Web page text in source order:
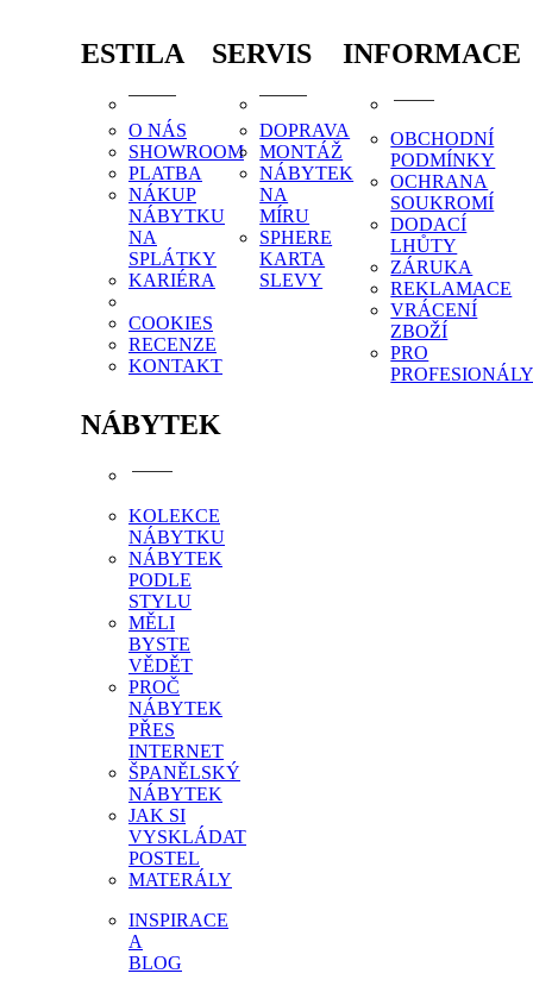
ESTILA
O NÁS
SHOWROOM
PLATBA
NÁKUP
NÁBYTKU
NA
SPLÁTKY
KARIÉRA
COOKIES
RECENZE
KONTAKT
SERVIS
DOPRAVA
MONTÁŽ
NÁBYTEK
NA
MÍRU
SPHERE
KARTA
SLEVY
INFORMACE
OBCHODNÍ
PODMÍNKY
OCHRANA
SOUKROMÍ
DODACÍ
LHŮTY
ZÁRUKA
REKLAMACE
VRÁCENÍ
ZBOŽÍ
PRO
NÁBYTEK
KOLEKCE
NÁBYTKU
NÁBYTEK
PODLE
STYLU
MĚLI
BYSTE
VĚDĚT
PROČ
NÁBYTEK
PŘES
INTERNET
ŠPANĚLSKÝ
NÁBYTEK
JAK SI
VYSKLÁDAT
POSTEL
MATERÁLY
INSPIRACE
A
BLOG